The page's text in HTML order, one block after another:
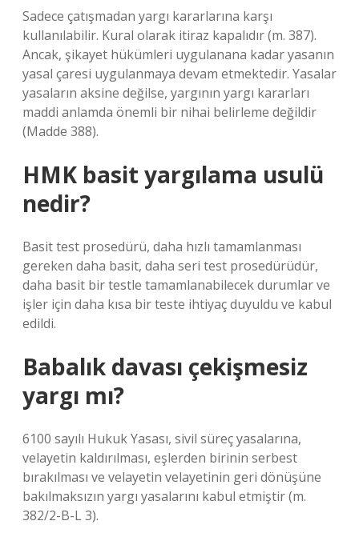
Sadece çatışmadan yargı kararlarına karşı
kullanılabilir. Kural olarak itiraz kapalıdır (m. 387).
Ancak, şikayet hükümleri uygulanana kadar yasanın
yasal çaresi uygulanmaya devam etmektedir. Yasalar
yasaların aksine değilse, yargının yargı kararları
maddi anlamda önemli bir nihai belirleme değildir
(Madde 388).
HMK basit yargılama usulü
nedir?
Basit test prosedürü, daha hızlı tamamlanması
gereken daha basit, daha seri test prosedürüdür,
daha basit bir testle tamamlanabilecek durumlar ve
işler için daha kısa bir teste ihtiyaç duyuldu ve kabul
edildi.
Babalık davası çekişmesiz
yargı mı?
6100 sayılı Hukuk Yasası, sivil süreç yasalarına,
velayetin kaldırılması, eşlerden birinin serbest
bırakılması ve velayetin velayetinin geri dönüşüne
bakılmaksızın yargı yasalarını kabul etmiştir (m.
382/2-B-L 3).